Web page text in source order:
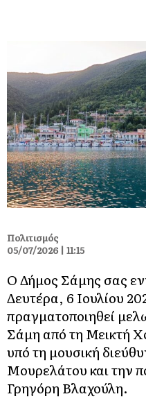
Πολιτισμός
05/07/2026 | 11:15
Ο Δήμος Σάμης σας
Δευτέρα, 6 Ιουλίου
πραγματοποιηθεί
Σάμη από τη Μεικτή
υπό τη μουσική
Μουρελάτου και την
Γρηγόρη Βλαχούλη.